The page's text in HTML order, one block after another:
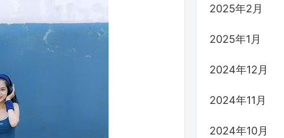
2025年2月
2025年1月
2024年12月
2024年11月
2024年10月